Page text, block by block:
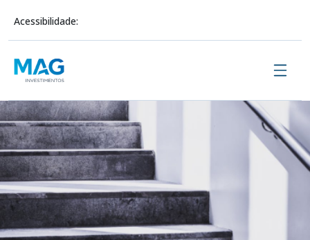
Acessibilidade:
Sobre Nós
Investimentos